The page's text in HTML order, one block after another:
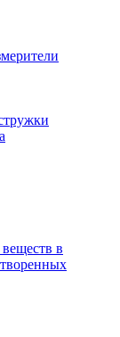
в